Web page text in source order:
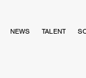
NEWS TALENT